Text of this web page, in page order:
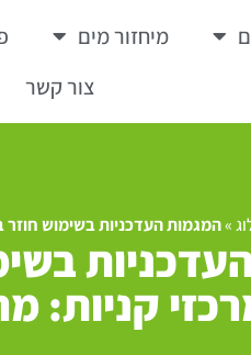
מיחזור מים
צור קשר
»המגמות העדכניות בשימוש חוזר
קניות: